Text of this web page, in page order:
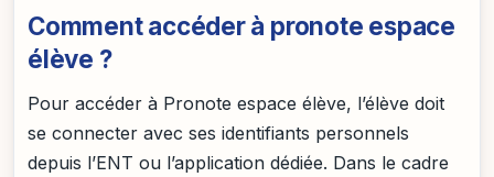
Comment accéder à pronote espace
élève ?
Pour accéder à Pronote espace élève, l’élève doit
se connecter avec ses identifiants personnels
depuis l’ENT ou l’application dédiée. Dans le cadre